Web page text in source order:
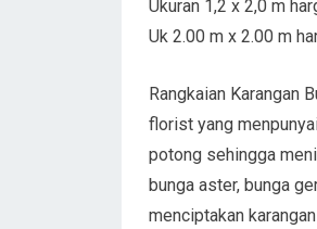
Ukuran 1,2 x 2,0 m
Uk 2.00 m x 2.00 m
Rangkaian Karangan
florist yang
potong sehingga
bunga aster, bunga
menciptakan